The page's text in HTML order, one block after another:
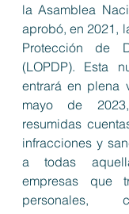
la Asamblea
aprobó, en 2021,
Protección de
(LOPDP). Esta
entrará en plena
mayo de
resumidas
infracciones y
a todas
empresas que
personales,